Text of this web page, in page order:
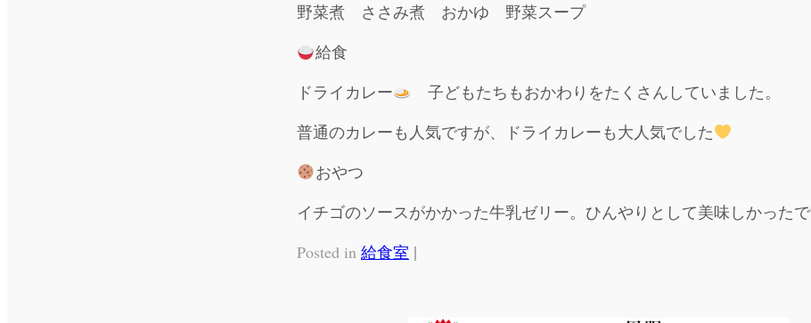
野菜煮 ささみ煮 おかゆ 野菜スープ
給食
ドライカレー
子どもたちもおかわりをたくさんしていました。
普通のカレーも人気ですが、ドライカレーも大人気でした
おやつ
イチゴのソースがかかった牛乳ゼリー。ひんやりとして美味しかった
Posted in 給食室 |